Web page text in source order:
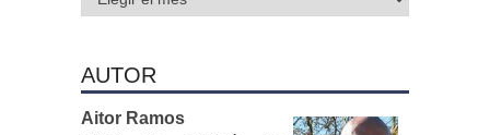
AUTOR
Aitor Ramos